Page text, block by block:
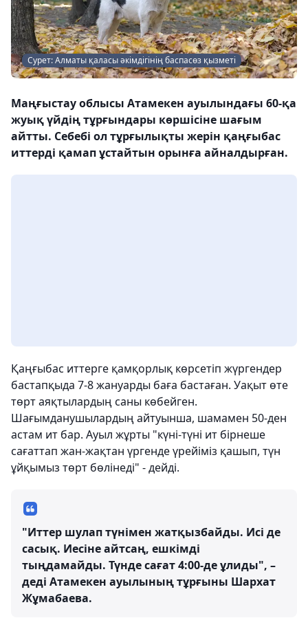
Сурет: Алматы қаласы әкімдігінің баспасөз қызметі
Маңғыстау облысы Атамекен ауылындағы 60-қа
жуық үйдің тұрғындары көршісіне шағым
айтты. Себебі ол тұрғылықты жерін қаңғыбас
иттерді қамап ұстайтын орынға айналдырған.
Қаңғыбас иттерге қамқорлық көрсетіп жүргендер
бастапқыда 7-8 жануарды баға бастаған. Уақыт өте
төрт аяқтылардың саны көбейген.
Шағымданушылардың айтуынша, шамамен 50-ден
астам ит бар. Ауыл жұрты "күні-түні ит бірнеше
сағаттап жан-жақтан үргенде үрейіміз қашып, түн
ұйқымыз төрт бөлінеді" - дейді.
"Иттер шулап түнімен жатқызбайды. Исі де
сасық. Иесіне айтсаң, ешкімді
тыңдамайды. Түнде сағат 4:00-де ұлиды", –
деді Атамекен ауылының тұрғыны Шархат
Жұмабаева.